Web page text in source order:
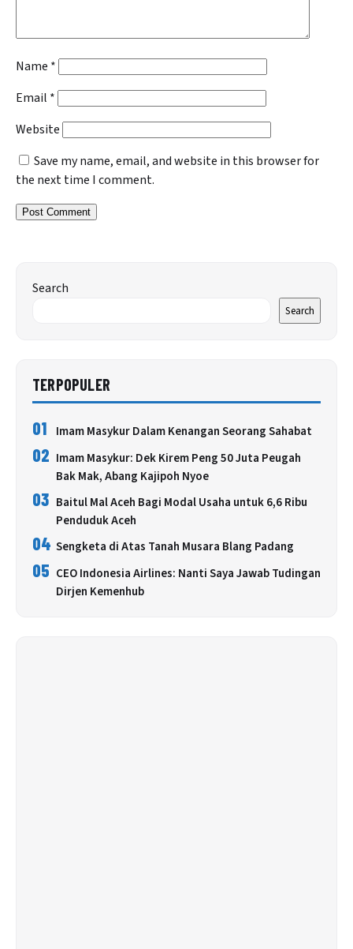
Name *
Email *
Website
Save my name, email, and website in this browser for
the next time I comment.
Search
Search
TERPOPULER
01 Imam Masykur Dalam Kenangan Seorang Sahabat
02 Imam Masykur: Dek Kirem Peng 50 Juta Peugah
Bak Mak, Abang Kajipoh Nyoe
03 Baitul Mal Aceh Bagi Modal Usaha untuk 6,6 Ribu
Penduduk Aceh
04 Sengketa di Atas Tanah Musara Blang Padang
05 CEO Indonesia Airlines: Nanti Saya Jawab Tudingan
Dirjen Kemenhub